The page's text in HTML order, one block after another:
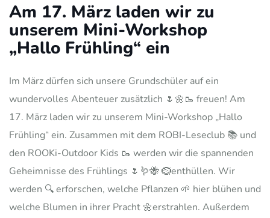
Am 17. März laden wir zu
unserem Mini-Workshop
„Hallo Frühling“ ein
Im März dürfen sich unsere Grundschüler auf ein
wundervolles Abenteuer zusätzlich 🌷🌼🥾 freuen! Am
17. März laden wir zu unserem Mini-Workshop „Hallo
Frühling“ ein. Zusammen mit dem ROBI-Leseclub 📚 und
den ROOKi-Outdoor Kids 🥾 werden wir die spannenden
Geheimnisse des Frühlings 🌷🪱🐝 🪹enthüllen. Wir
werden 🔍 erforschen, welche Pflanzen 🌱 hier blühen und
welche Blumen in ihrer Pracht 🌼erstrahlen. Außerdem